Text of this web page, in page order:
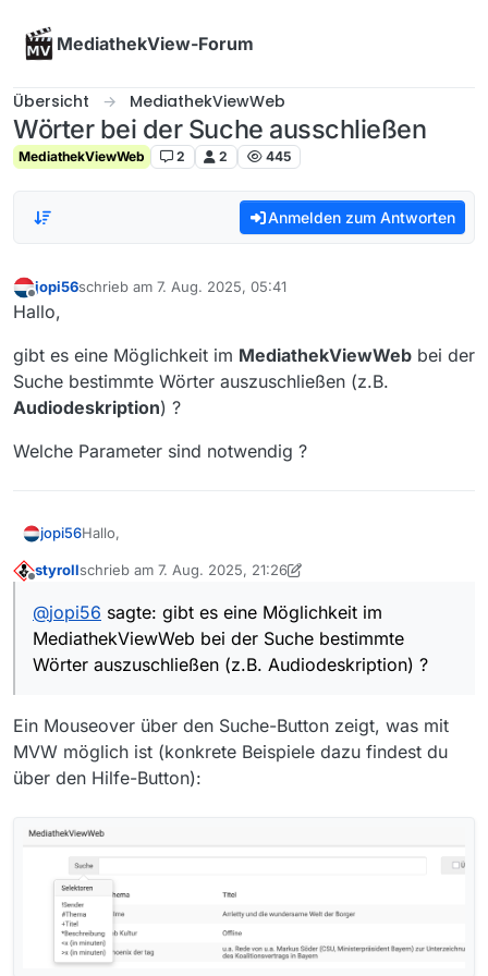
MediathekView-Forum
Übersicht MediathekViewWeb
Wörter bei der Suche ausschließen
MediathekViewWeb 2 2 445
Anmelden zum Antworten
Offline
jopi56schrieb am 7. Aug. 2025, 05:41
zuletzt editiert von
Hallo,
gibt es eine Möglichkeit im MediathekViewWeb bei der
Suche bestimmte Wörter auszuschließen (z.B.
Audiodeskription) ?
Welche Parameter sind notwendig ?
jopi56Hallo,
gibt es eine Möglichkeit imMediathekViewWeb
Audiodeskription) ?
Welche Parameter sind notwendig ?
styrollschrieb am 7. Aug. 2025, 21:26
zuletzt editiert von styroll 8. Aug. 2025, 22:12
@jopi56 sagte: gibt es eine Möglichkeit im
MediathekViewWeb bei der Suche bestimmte
Wörter auszuschließen (z.B. Audiodeskription) ?
Ein Mouseover über den Suche-Button zeigt, was mit
MVW möglich ist (konkrete Beispiele dazu findest du
über den Hilfe-Button):